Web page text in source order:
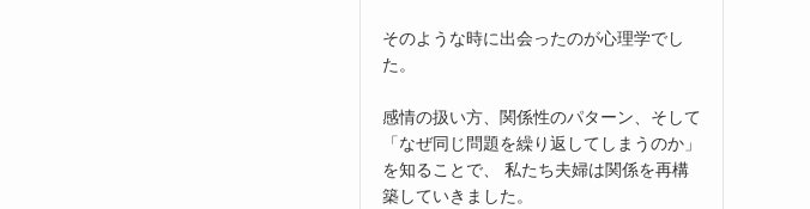
そのような時に出会ったのが心理学でし
た。
感情の扱い方、関係性のパターン、そして
「なぜ同じ問題を繰り返してしまうのか」
を知ることで、 私たち夫婦は関係を再構
築していきました。